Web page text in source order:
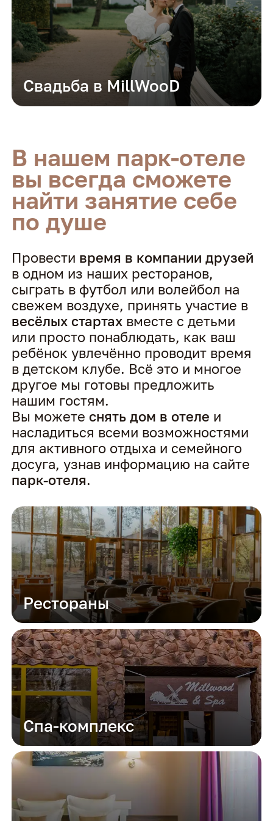
Свадьба в MillWooD
В нашем парк-отеле
вы всегда сможете
найти занятие себе
по душе
Провести время в компании друзей
в одном из наших ресторанов,
сыграть в футбол или волейбол на
свежем воздухе, принять участие в
весёлых стартах вместе с детьми
или просто понаблюдать, как ваш
ребёнок увлечённо проводит время
в детском клубе. Всё это и многое
другое мы готовы предложить
нашим гостям.
Вы можетеснять дом в отеле и
насладиться всеми возможностями
для активного отдыха и семейного
досуга, узнав информацию на сайте
парк-отеля.
Рестораны
Спа-комплекс